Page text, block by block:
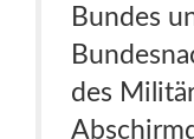
Bundes
des